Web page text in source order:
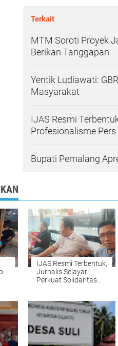
Terkait
MTM Soroti Proyek
Berikan Tanggapan
Yentik Ludiawati:
Masyarakat
IJAS Resmi
Profesionalisme Pers
Bupati Pemalang
IJAS Resmi Terbentuk,
Jurnalis Selayar
Perkuat Solidaritas